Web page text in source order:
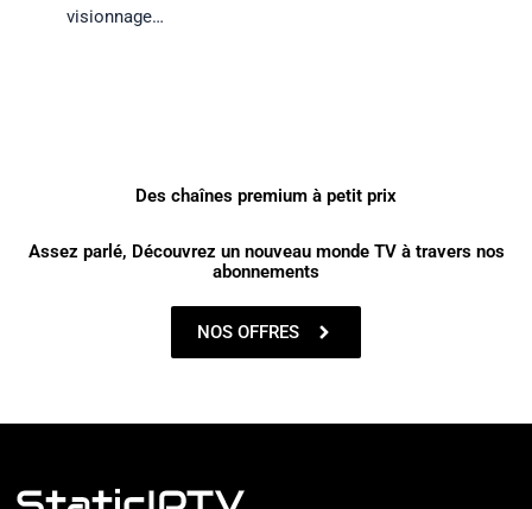
visionnage…
Des chaînes premium à petit prix
Assez parlé, Découvrez un nouveau monde TV à travers nos
abonnements
NOS OFFRES